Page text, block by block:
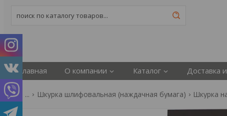
Главная О компании Каталог Доставка
... Шкурка шлифовальная (наждачная бумага) Шкурка